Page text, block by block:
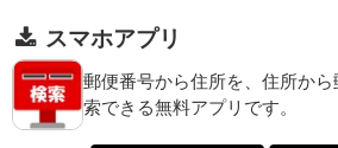
スマホアプリ
郵便番号から住所を、住所か
索できる無料アプリです。